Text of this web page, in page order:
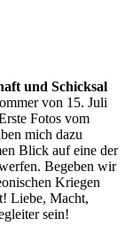
und Schicksal
von 15. Juli
Fotos vom
mich dazu
Blick auf eine der
Begeben wir
Kriegen
Liebe, Macht,
sein!